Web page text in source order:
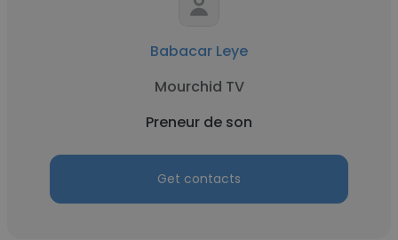
Babacar Leye
Mourchid TV
Preneur de son
Get contacts